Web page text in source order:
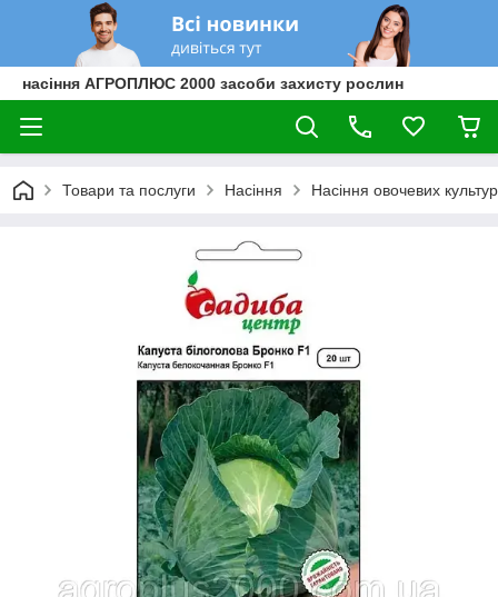
насіння АГРОПЛЮС 2000 засоби захисту рослин
Товари та послуги Насіння Насіння овочевих культур